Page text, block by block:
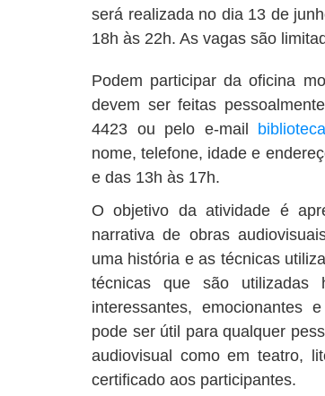
será realizada no dia 13 de
18h às 22h. As vagas são
Podem participar da oficina
devem ser feitas
4423 ou pelo e-mail
nome, telefone, idade e
e das 13h às 17h.
O objetivo da atividade é
narrativa de obras
uma história e as técnicas
técnicas que são utilizadas
interessantes, emocionantes
pode ser útil para qualquer
audiovisual como em teatro,
certificado aos participantes.